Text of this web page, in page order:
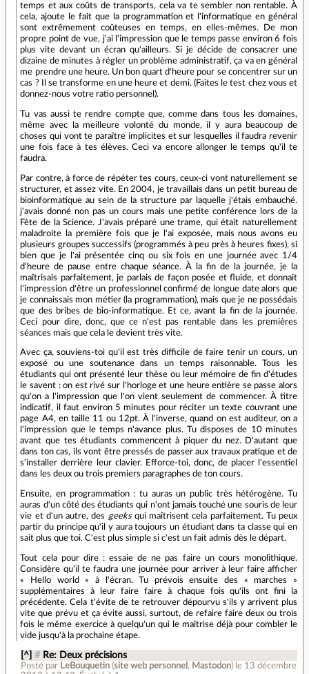
temps et aux coûts de transports, cela va te sembler non rentable. À
cela, ajoute le fait que la programmation et l'informatique en général
sont extrêmement coûteuses en temps, en elles-mêmes. De mon
propre point de vue, j'ai l'impression que le temps passe environ 6 fois
plus vite devant un écran qu'ailleurs. Si je décide de consacrer une
dizaine de minutes à régler un problème administratif, ça va en général
me prendre une heure. Un bon quart d'heure pour se concentrer sur un
cas ? Il se transforme en une heure et demi. (Faites le test chez vous et
donnez-nous votre ratio personnel).
Tu vas aussi te rendre compte que, comme dans tous les domaines,
même avec la meilleure volonté du monde, il y aura beaucoup de
choses qui vont te paraître implicites et sur lesquelles il faudra revenir
une fois face à tes élèves. Ceci va encore allonger le temps qu'il te
faudra.
Par contre, à force de répéter tes cours, ceux-ci vont naturellement se
structurer, et assez vite. En 2004, je travaillais dans un petit bureau de
bioinformatique au sein de la structure par laquelle j'étais embauché.
j'avais donné non pas un cours mais une petite conférence lors de la
Fête de la Science. J'avais préparé une trame, qui était naturellement
maladroite la première fois que je l'ai exposée, mais nous avons eu
plusieurs groupes successifs (programmés à peu près à heures fixes), si
bien que je l'ai présentée cinq ou six fois en une journée avec 1/4
d'heure de pause entre chaque séance. À la fin de la journée, je la
maîtrisais parfaitement, je parlais de façon posée et fluide, et donnait
l'impression d'être un professionnel confirmé de longue date alors que
je connaissais mon métier (la programmation), mais que je ne possédais
que des bribes de bio-informatique. Et ce, avant la fin de la journée.
Ceci pour dire, donc, que ce n'est pas rentable dans les premières
séances mais que cela le devient très vite.
Avec ça, souviens-toi qu'il est très difficile de faire tenir un cours, un
exposé ou une soutenance dans un temps raisonnable. Tous les
étudiants qui ont présenté leur thèse ou leur mémoire de fin d'études
le savent : on est rivé sur l'horloge et une heure entière se passe alors
qu'on a l'impression que l'on vient seulement de commencer. À titre
indicatif, il faut environ 5 minutes pour réciter un texte couvrant une
page A4, en taille 11 ou 12pt. À l'inverse, quand on est auditeur, on a
l'impression que le temps n'avance plus. Tu disposes de 10 minutes
avant que tes étudiants commencent à piquer du nez. D'autant que
dans ton cas, ils vont être pressés de passer aux travaux pratique et de
s'installer derrière leur clavier. Efforce-toi, donc, de placer l'essentiel
dans les deux ou trois premiers paragraphes de ton cours.
Ensuite, en programmation : tu auras un public très hétérogène. Tu
auras d'un côté des étudiants qui n'ont jamais touché une souris de leur
vie et d'un autre, des geeksqui maîtrisent cela parfaitement. Tu peux
partir du principe qu'il y aura toujours un étudiant dans ta classe qui en
sait plus que toi. C'est plus simple si c'est un fait admis dès le départ.
Tout cela pour dire : essaie de ne pas faire un cours monolithique.
Considère qu'il te faudra une journée pour arriver à leur faire afficher
« Hello world » à l'écran. Tu prévois ensuite des « marches »
supplémentaires à leur faire faire à chaque fois qu'ils ont fini la
précédente. Cela t'évite de te retrouver dépourvu s'ils y arrivent plus
vite que prévu et ça évite aussi, surtout, de refaire faire deux ou trois
fois le même exercice à quelqu'un qui le maîtrise déjà pour combler le
vide jusqu'à la prochaine étape.
[^] # Re: Deux précisions
Posté par LeBouquetin(site web personnel , Mastodon) le 13 décembre